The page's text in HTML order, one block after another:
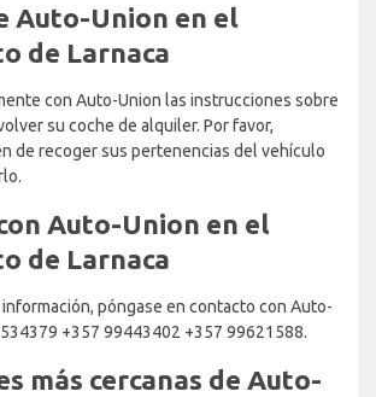
Auto-Union en el
de Larnaca
con Auto-Union las instrucciones sobre
su coche de alquiler. Por favor,
de recoger sus pertenencias del vehículo
Auto-Union en el
de Larnaca
póngase en contacto con Auto-
+357 99443402 +357 99621588.
más cercanas de Auto-